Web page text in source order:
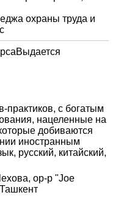
охраны труда и
Выдается
с богатым
нацеленные на
добиваются
иностранным
русский, китайский,
ор-р "Joe